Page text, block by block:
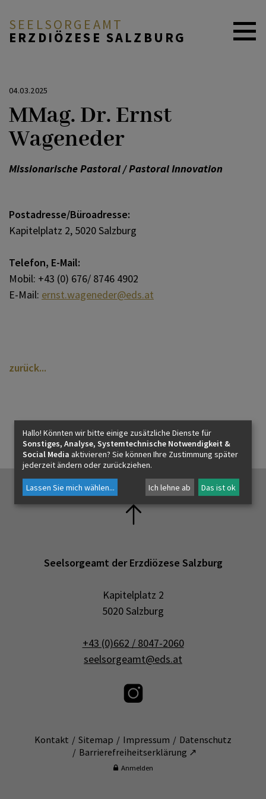
SEELSORGEAMT
ERZDIÖZESE SALZBURG
FACHBEREICHE
REFERATE & SERVICESTELLEN
PROJEKTE
MITARBEITENDE
KONTAKT
04.03.2025
MMag. Dr. Ernst
Wageneder
Missionarische Pastoral / Pastoral Innovation
Postadresse/Büroadresse:
Kapitelplatz 2, 5020 Salzburg
Telefon, E-Mail:
Mobil: +43 (0) 676/ 8746 4902
E-Mail: ernst.wageneder@eds.at
zurück
Seelsorgeamt der Erzdiözese Salzburg
Kapitelplatz 2
5020 Salzburg
+43 (0)662 / 8047-2060
seelsorgeamt@eds.at
Kontakt Sitemap Impressum
Datenschutz
Barrierefreiheitserklärung ↗
Anmelden
Hallo! Könnten wir bitte einige zusätzliche Dienste für
Sonstiges, Analyse, Systemtechnische Notwendigkeit &
Social Media aktivieren? Sie können Ihre Zustimmung später
jederzeit ändern oder zurückziehen.
Lassen Sie mich wählen... Ich lehne ab Das ist ok